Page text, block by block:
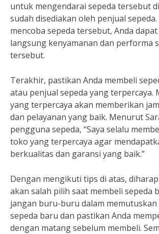
untuk mengendarai sepeda tersebut
sudah disediakan oleh penjual
mencoba sepeda tersebut, Anda
langsung kenyamanan dan performa
tersebut.
Terakhir, pastikan Anda membeli
atau penjual sepeda yang terpercaya.
yang terpercaya akan memberikan
dan pelayanan yang baik. Menurut
pengguna sepeda, “Saya selalu
toko yang terpercaya agar
berkualitas dan garansi yang baik.”
Dengan mengikuti tips di atas,
akan salah pilih saat membeli sepeda
jangan buru-buru dalam
sepeda baru dan pastikan Anda
dengan matang sebelum membeli.